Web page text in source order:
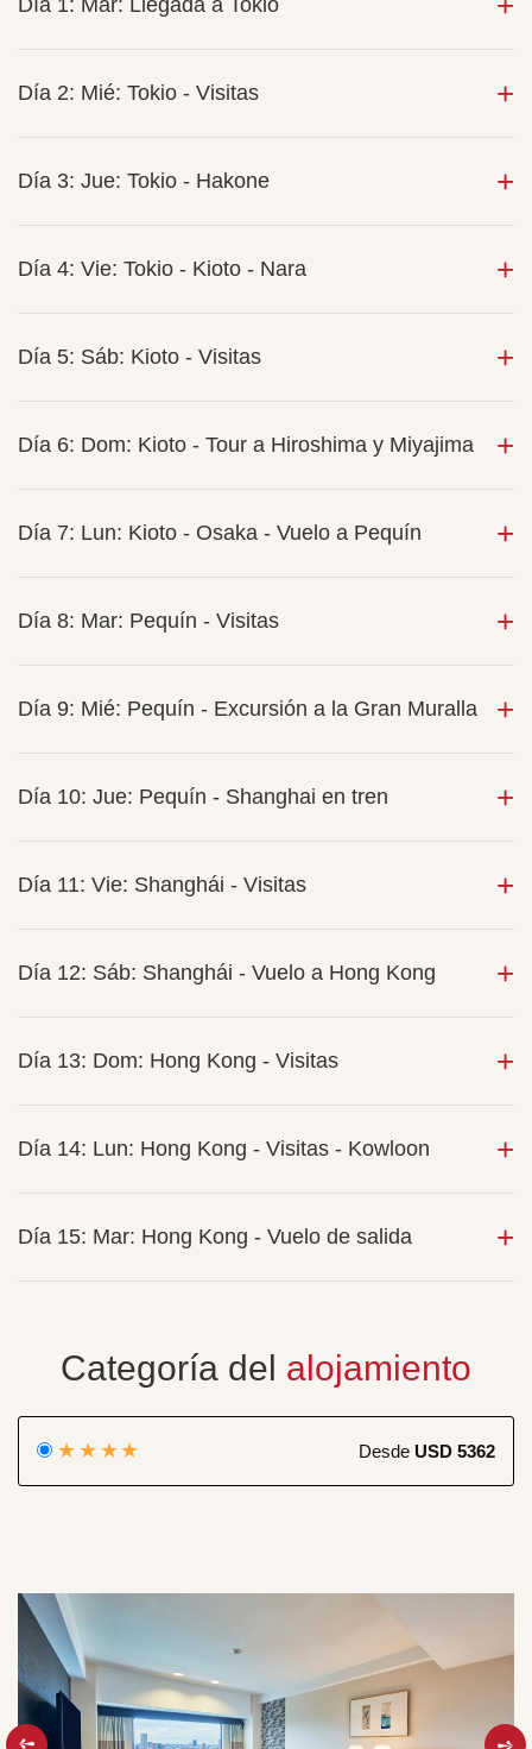
Día 1: Mar: Llegada a Tokio
Día 2: Mié: Tokio - Visitas
Día 3: Jue: Tokio - Hakone
Día 4: Vie: Tokio - Kioto - Nara
Día 5: Sáb: Kioto - Visitas
Día 6: Dom: Kioto - Tour a Hiroshima y Miyajima
Día 7: Lun: Kioto - Osaka - Vuelo a Pequín
Día 8: Mar: Pequín - Visitas
Día 9: Mié: Pequín - Excursión a la Gran Muralla
Día 10: Jue: Pequín - Shanghai en tren
Día 11: Vie: Shanghái - Visitas
Día 12: Sáb: Shanghái - Vuelo a Hong Kong
Día 13: Dom: Hong Kong - Visitas
Día 14: Lun: Hong Kong - Visitas - Kowloon
Día 15: Mar: Hong Kong - Vuelo de salida
Categoría del alojamiento
★★★★ Desde USD 5362